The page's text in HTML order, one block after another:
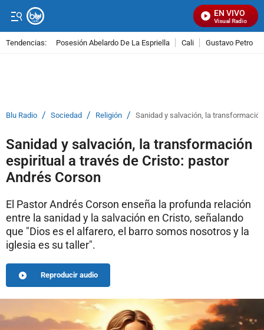
EN VIVO
Señal Visual Radio
Tendencias: Posesión Abelardo De La Espriella Cali Gustavo Petro
Blu Radio / Sociedad / Religión / Sanidad y salvación, la
Sanidad y salvación, la transformación
espiritual a través de Cristo: pastor
Andrés Corson
El Pastor Andrés Corson enseña la profunda relación
entre la sanidad y la salvación en Cristo, señalando
que "Dios es el alfarero, el barro somos nosotros y la
iglesia es su taller".
Reproducir audio